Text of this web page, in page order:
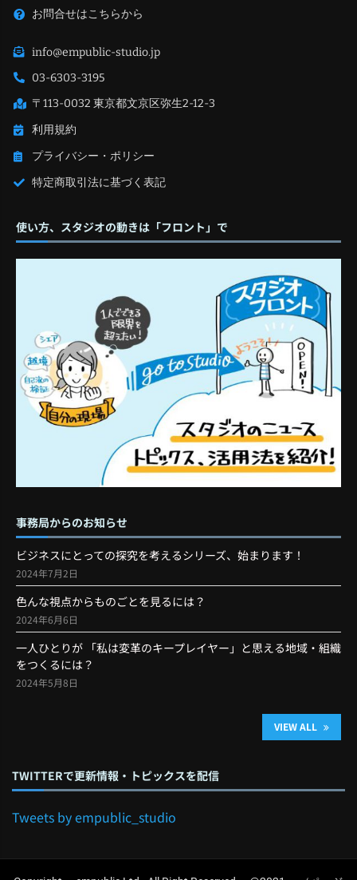
お問合せはこちらから
info@empublic-studio.jp
03-6303-3195
〒113-0032 東京都文京区弥生2-12-3
利用規約
プライバシー・ポリシー
特定商取引法に基づく表記
使い方、スタジオの動きは「フロント」で
事務局からのお知らせ
ビジネスにとっての探究を考えるシリーズ、始まります！
2024年7月2日
色んな視点からものごとを見るには？
2024年6月6日
一人ひとりが 「私は変革のキープレイヤー」と思える地域・組織
をつくるには？
2024年5月8日
VIEW ALL
TWITTERで更新情報・トピックスを配信
Tweets by empublic_studio